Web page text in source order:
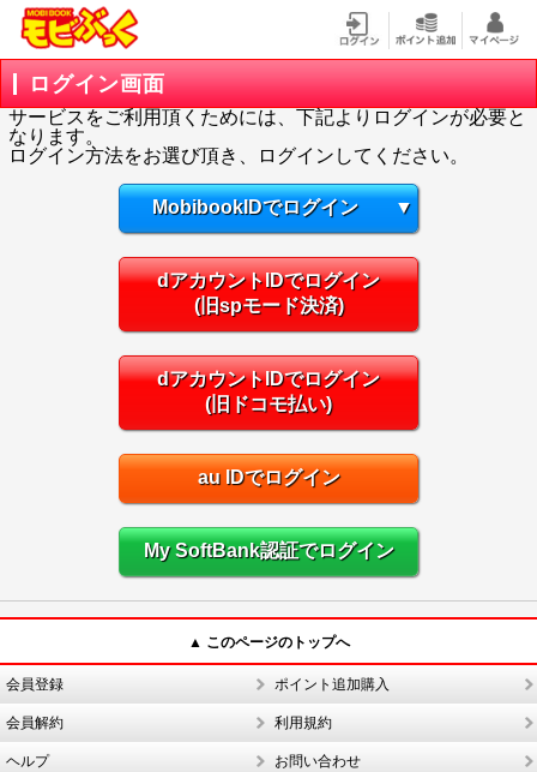
ログイン画面
サービスをご利用頂くためには、下記よりログインが必要と
なります。
ログイン方法をお選び頂き、ログインしてください。
MobibookIDでログイン ▼
dアカウントIDでログイン
(旧spモード決済)
dアカウントIDでログイン
(旧ドコモ払い)
au IDでログイン
My SoftBank認証でログイン
▲ このページのトップへ
会員登録 ポイント追加購入
会員解約 利用規約
ヘルプ お問い合わせ